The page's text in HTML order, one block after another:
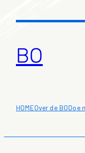
naar
BO
HOMEOver de BODoe